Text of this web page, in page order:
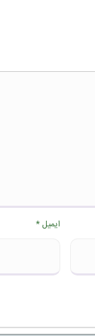
ایمیل*